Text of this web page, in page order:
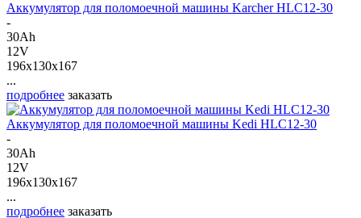
Аккумулятор для поломоечной машины Karcher HLC12-30
-
30Ah
12V
196x130x167
...
подробнее заказать
Аккумулятор для поломоечной машины Kedi HLC12-30
-
30Ah
12V
196x130x167
...
подробнее заказать